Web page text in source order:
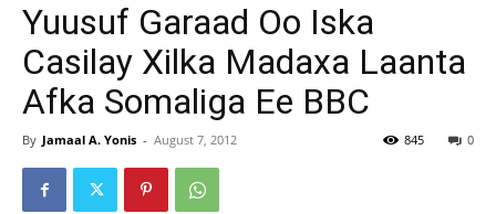
Yuusuf Garaad Oo Iska
Casilay Xilka Madaxa Laanta
Afka Somaliga Ee BBC
By Jamaal A. Yonis - August 7, 2012 0
845